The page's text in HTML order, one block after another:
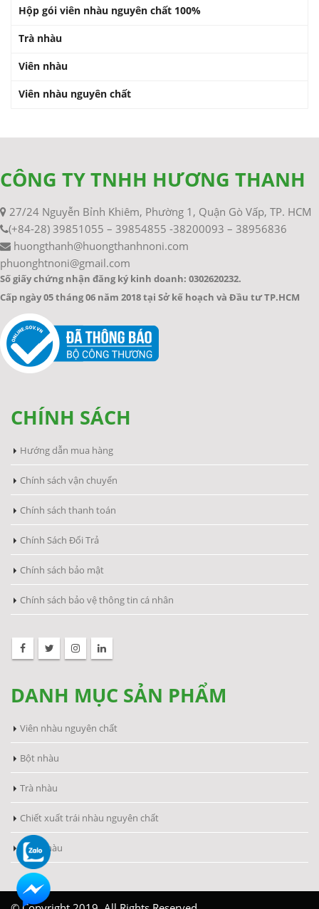
Hộp gói viên nhàu nguyên chất 100%
Trà nhàu
Viên nhàu
Viên nhàu nguyên chất
CÔNG TY TNHH HƯƠNG THANH
27/24 Nguyễn Bỉnh Khiêm, Phường 1, Quận Gò Vấp, TP. HCM
(+84-28) 39851055 – 39854855 -38200093 – 38956836
huongthanh@huongthanhnoni.com
phuonghtnoni@gmail.com
Số giấy chứng nhận đăng ký kinh doanh: 0302620232.
Cấp ngày 05 tháng 06 năm 2018 tại Sở kế hoạch và Đầu tư TP.HCM
CHÍNH SÁCH
Hướng dẫn mua hàng
Chính sách vận chuyển
Chính sách thanh toán
Chính Sách Đổi Trả
Chính sách bảo mật
Chính sách bảo vệ thông tin cá nhân
DANH MỤC SẢN PHẨM
Viên nhàu nguyên chất
Bột nhàu
Trà nhàu
Chiết xuất trái nhàu nguyên chất
Viên nhàu